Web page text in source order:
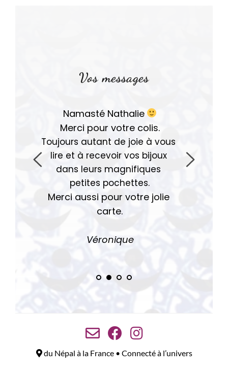
Vos messages
Namasté Nathalie
Merci pour votre colis.
Toujours autant de joie à vous
lire et à recevoir vos bijoux
dans leurs magnifiques
petites pochettes.
Merci aussi pour votre jolie
carte.
Véronique
du Népal à la France • Connecté à l’univers